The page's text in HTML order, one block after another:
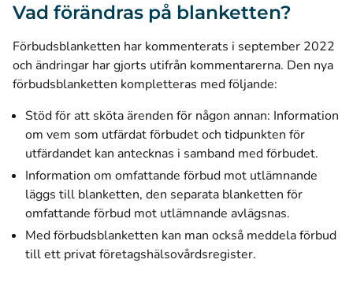
Vad förändras på blanketten?
Förbudsblanketten har kommenterats i september 2022
och ändringar har gjorts utifrån kommentarerna. Den nya
förbudsblanketten kompletteras med följande:
Stöd för att sköta ärenden för någon annan: Information
om vem som utfärdat förbudet och tidpunkten för
utfärdandet kan antecknas i samband med förbudet.
Information om omfattande förbud mot utlämnande
läggs till blanketten, den separata blanketten för
omfattande förbud mot utlämnande avlägsnas.
Med förbudsblanketten kan man också meddela förbud
till ett privat företagshälsovårdsregister.